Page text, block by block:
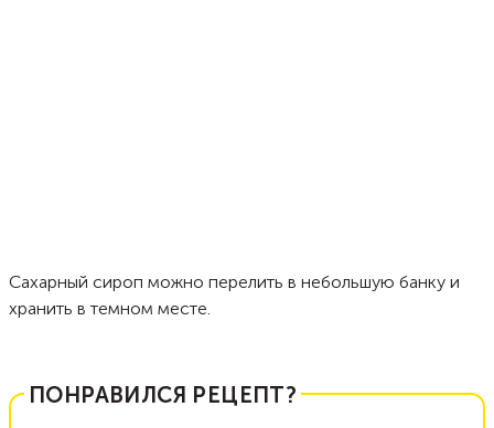
Сахарный сироп можно перелить в небольшую банку и
хранить в темном месте.
ПОНРАВИЛСЯ РЕЦЕПТ?